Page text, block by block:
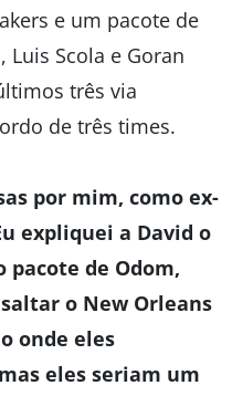
e um pacote de
Scola e Goran
três via
de três times.
por mim, como ex-
expliquei a David o
de Odom,
o New Orleans
onde eles
eles seriam um